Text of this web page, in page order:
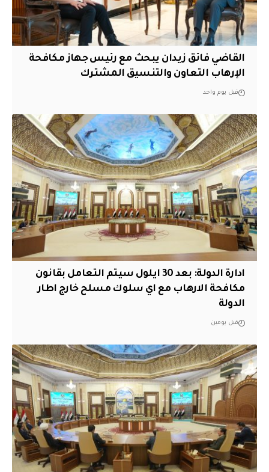
القاضي فائق زيدان يبحث مع رئيس جهاز مكافحة
الإرهاب التعاون والتنسيق المشترك
قبل يوم واحد
ادارة الدولة: بعد 30 ايلول سيتم التعامل بقانون
مكافحة الارهاب مع اي سلوك مسلح خارج اطار
الدولة
قبل يومين